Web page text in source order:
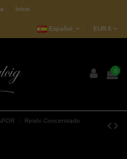
Inicio
Español
EUR €
0
Reishi Concentrado